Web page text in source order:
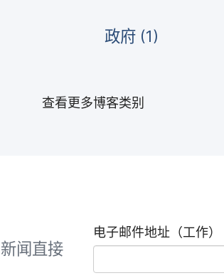
政府 (1)
查​看​更​多​博客​类​别
新闻​直接​
电子​邮件​地址​（工作）